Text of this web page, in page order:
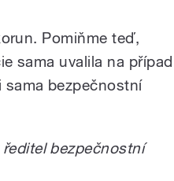
Pomiňme teď,
sama uvalila na případ
sama bezpečnostní
bezpečnostní